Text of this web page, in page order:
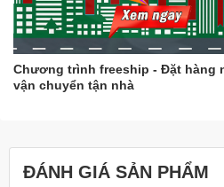
Chương trình freeship - Đặt hàng
vận chuyển tận nhà
ĐÁNH GIÁ SẢN PHẨM